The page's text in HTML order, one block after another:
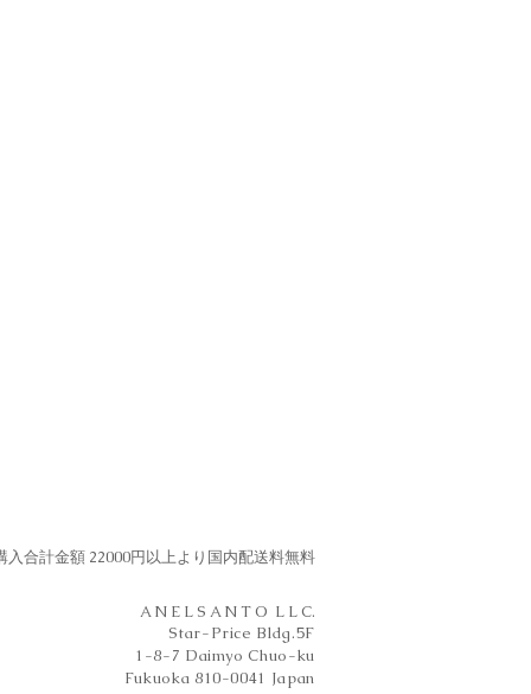
入合計​金額 22000円以上より国内配送料無料
A N E L S A N T O L L C.
Star-Price Bldg.5F
1-8-7 Daimyo Chuo-ku
Fukuoka 810-0041 Japan